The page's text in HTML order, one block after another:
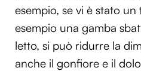
esempio, se vi è stato
esempio una gamba
letto, si può ridurre la
anche il gonfiore e il